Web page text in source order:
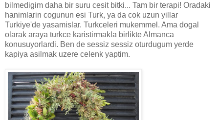
bilmedigim daha bir suru cesit bitki... Tam bir terapi! Oradaki
hanimlarin cogunun esi Turk, ya da cok uzun yillar
Turkiye'de yasamislar. Turkceleri mukemmel. Ama dogal
olarak araya turkce karistirmakla birlikte Almanca
konusuyorlardi. Ben de sessiz sessiz oturdugum yerde
kapiya asilmak uzere celenk yaptim.